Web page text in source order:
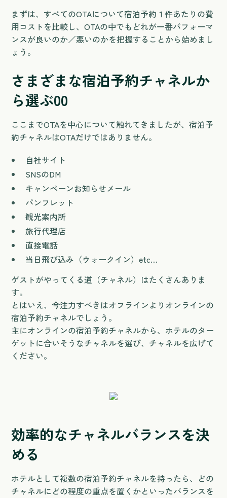
まずは、すべてのOTAについて宿泊予約１件あたりの費
用コストを比較し、OTAの中でもどれが一番パフォーマ
ンスが良いのか／悪いのかを把握することから始めまし
ょう。
さまざまな宿泊予約チャネルか
ら選ぶ00
ここまでOTAを中心について触れてきましたが、宿泊予
約チャネルはOTAだけではありません。
自社サイト
SNSのDM
キャンペーンお知らせメール
パンフレット
観光案内所
旅行代理店
直接電話
当日飛び込み（ウォークイン）etc…
ゲストがやってくる道（チャネル）はたくさんありま
す。
とはいえ、今注力すべきはオフラインよりオンラインの
宿泊予約チャネルでしょう。
主にオンラインの宿泊予約チャネルから、ホテルのター
ゲットに合いそうなチャネルを選び、チャネルを広げて
ください。
効率的なチャネルバランスを決
める
ホテルとして複数の宿泊予約チャネルを持ったら、どの
チャネルにどの程度の重点を置くかといったバランスを